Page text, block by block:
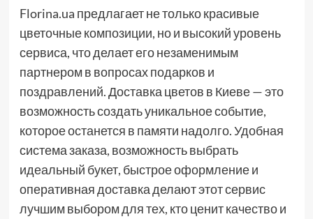
Florina.ua предлагает не только красивые
цветочные композиции, но и высокий уровень
сервиса, что делает его незаменимым
партнером в вопросах подарков и
поздравлений. Доставка цветов в Киеве — это
возможность создать уникальное событие,
которое останется в памяти надолго. Удобная
система заказа, возможность выбрать
идеальный букет, быстрое оформление и
оперативная доставка делают этот сервис
лучшим выбором для тех, кто ценит качество и